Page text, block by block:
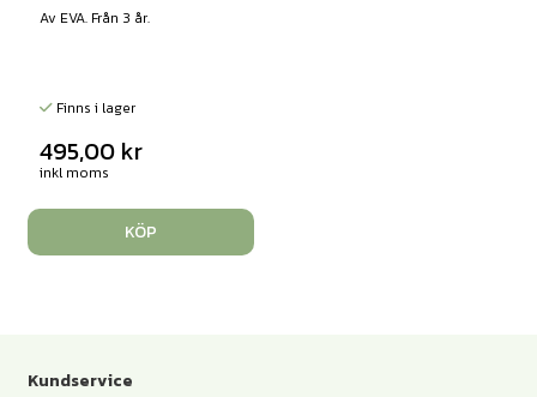
Av EVA. Från 3 år.
Finns i lager
495,00 kr
inkl moms
KÖP
Kundservice